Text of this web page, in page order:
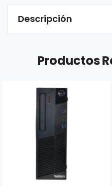
Descripción
Productos